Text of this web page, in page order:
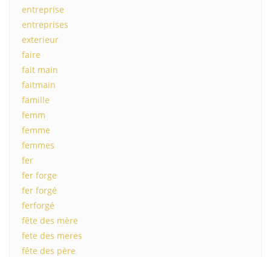
entreprise
entreprises
exterieur
faire
fait main
faitmain
famille
femm
femme
femmes
fer
fer forge
fer forgé
ferforgé
fête des mère
fete des meres
fête des père